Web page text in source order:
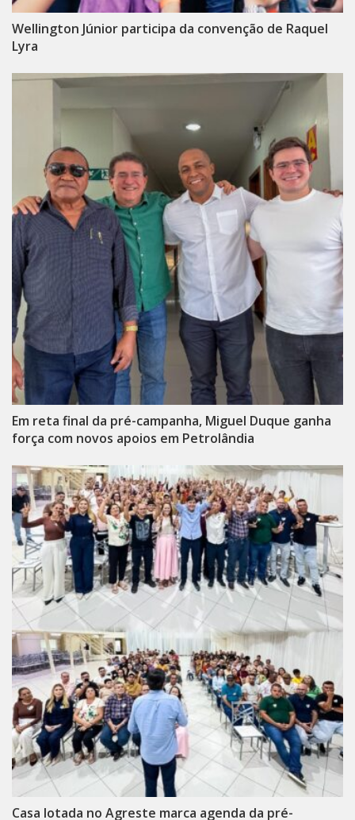
Wellington Júnior participa da convenção de Raquel
Lyra
Em reta final da pré-campanha, Miguel Duque ganha
força com novos apoios em Petrolândia
Casa lotada no Agreste marca agenda da pré-